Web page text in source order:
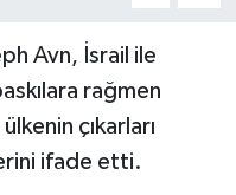
Avn, İsrail ile
rağmen
çıkarları
ifade etti.